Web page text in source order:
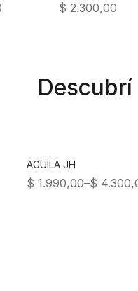
$ 2.300,00
Descubrí
AGUILA JH
$ 1.990,00–$